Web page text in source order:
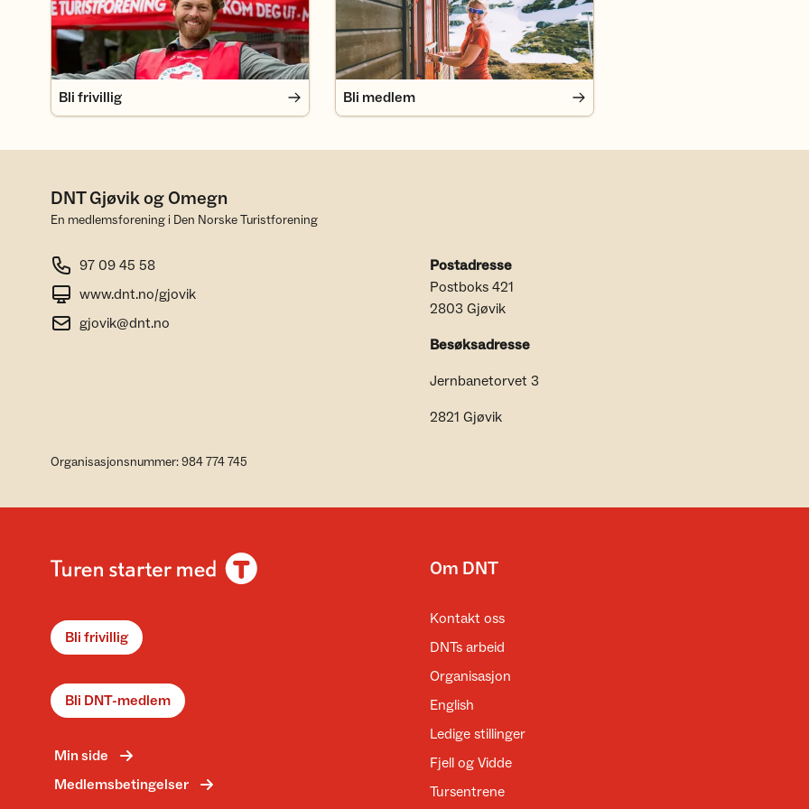
Bli frivillig Bli medlem
DNT Gjøvik og Omegn
En medlemsforening i Den Norske Turistforening
97 09 45 58
www.dnt.no/gjovik
gjovik@dnt.no
Postadresse
Postboks 421
2803 Gjøvik
Besøksadresse
Jernbanetorvet 3
2821 Gjøvik
Organisasjonsnummer: 984 774 745
Bli frivillig
Bli DNT-medlem
Min side
Medlemsbetingelser
Om DNT
Kontakt oss
DNTs arbeid
Organisasjon
English
Ledige stillinger
Fjell og Vidde
Tursentrene